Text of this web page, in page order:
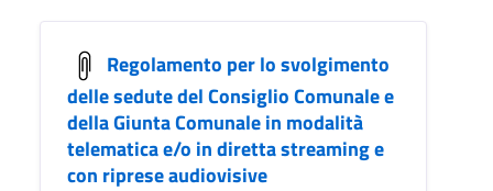
Regolamento per lo svolgimento
delle sedute del Consiglio Comunale e
della Giunta Comunale in modalità
telematica e/o in diretta streaming e
con riprese audiovisive